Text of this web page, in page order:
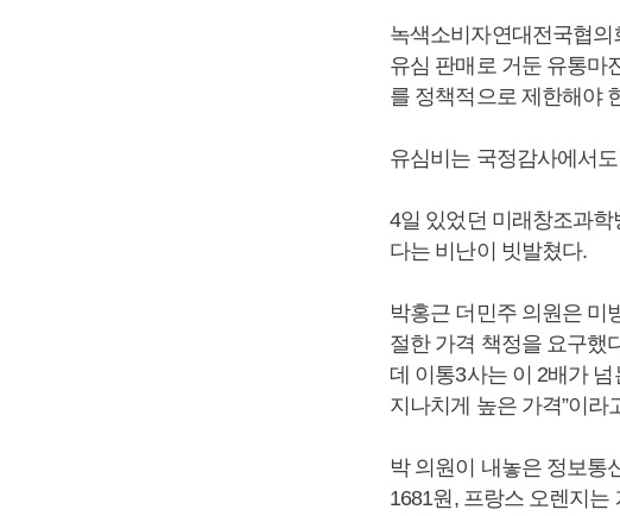
녹색소비자연대전국협의
유심 판매로 거둔 유통마
를 정책적으로 제한해야
유심비는 국정감사에서
4일 있었던 미래창조과
다는 비난이 빗발쳤다.
박홍근 더민주 의원은 미
절한 가격 책정을 요구했
데 이통3사는 이 2배가
지나치게 높은 가격”이라
박 의원이 내놓은 정보통
1681원, 프랑스 오렌지는